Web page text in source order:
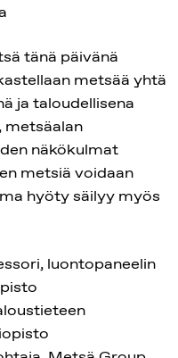
tänä päivänä
metsää yhtä
ja taloudellisena
metsäalan
näkökulmat
metsiä voidaan
hyöty säilyy myös
luontopaneelin